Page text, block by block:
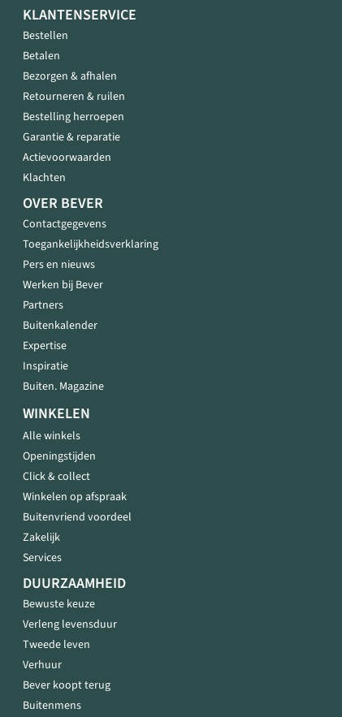
KLANTENSERVICE
Bestellen
Betalen
Bezorgen & afhalen
Retourneren & ruilen
Bestelling herroepen
Garantie & reparatie
Actievoorwaarden
Klachten
OVER BEVER
Contactgegevens
Toegankelijkheidsverklaring
Pers en nieuws
Werken bij Bever
Partners
Buitenkalender
Expertise
Inspiratie
Buiten. Magazine
WINKELEN
Alle winkels
Openingstijden
Click & collect
Winkelen op afspraak
Buitenvriend voordeel
Zakelijk
Services
DUURZAAMHEID
Bewuste keuze
Verleng levensduur
Tweede leven
Verhuur
Bever koopt terug
Buitenmens